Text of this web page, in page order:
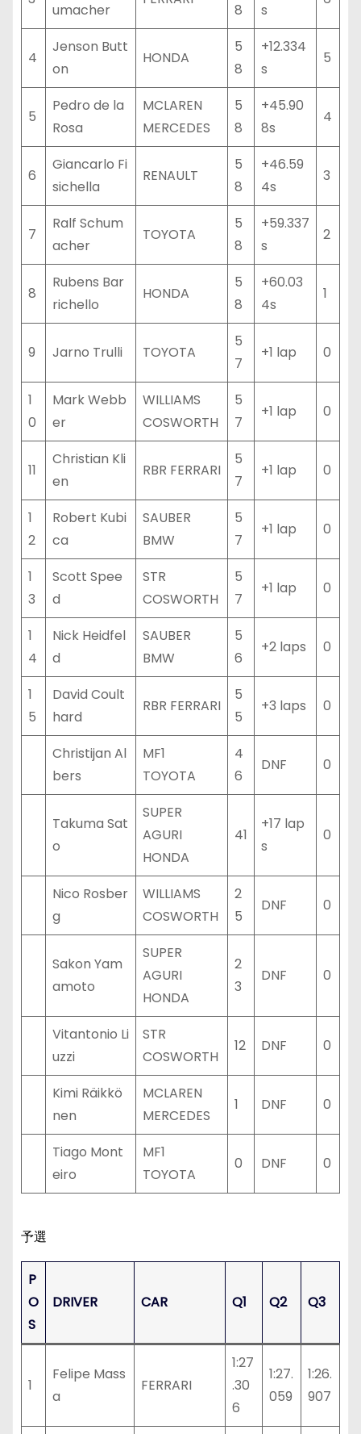
umacher
8
s
4
Jenson Butt
on
HONDA
5
8
+12.334
s
5
5
Pedro de la
Rosa
MCLAREN
MERCEDES
5
8
+45.90
8s
4
6
Giancarlo Fi
sichella
RENAULT
5
8
+46.59
4s
3
7
Ralf Schum
acher
TOYOTA
5
8
+59.337
s
2
8
Rubens Bar
richello
HONDA
5
8
+60.03
4s
1
9 Jarno Trulli TOYOTA
5
7
+1 lap 0
1
0
Mark Webb
er
WILLIAMS
COSWORTH
5
7
+1 lap 0
11
Christian Kli
en
RBR FERRARI
5
7
+1 lap 0
1
2
Robert Kubi
ca
SAUBER
BMW
5
7
+1 lap 0
1
3
Scott Spee
d
STR
COSWORTH
5
7
+1 lap 0
1
4
Nick Heidfel
d
SAUBER
BMW
5
6
+2 laps 0
1
5
David Coult
hard
RBR FERRARI
5
5
+3 laps 0
Christijan Al
bers
MF1
TOYOTA
4
6
DNF 0
Takuma Sat
o
SUPER
AGURI
HONDA
41
+17 lap
s
0
Nico Rosber
g
WILLIAMS
COSWORTH
2
5
DNF 0
Sakon Yam
amoto
SUPER
AGURI
HONDA
2
3
DNF 0
Vitantonio Li
uzzi
STR
COSWORTH
12 DNF 0
Kimi Räikkö
nen
MCLAREN
MERCEDES
1 DNF 0
Tiago Mont
eiro
MF1
TOYOTA
0 DNF 0
予選
P
O
S
DRIVER CAR Q1 Q2 Q3
1
Felipe Mass
a
FERRARI
1:27
.30
6
1:27.
059
1:26.
907